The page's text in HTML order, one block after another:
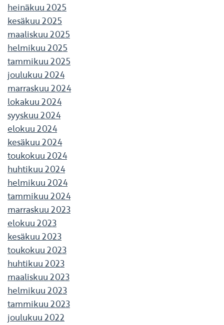
heinäkuu 2025
kesäkuu 2025
maaliskuu 2025
helmikuu 2025
tammikuu 2025
joulukuu 2024
marraskuu 2024
lokakuu 2024
syyskuu 2024
elokuu 2024
kesäkuu 2024
toukokuu 2024
huhtikuu 2024
helmikuu 2024
tammikuu 2024
marraskuu 2023
elokuu 2023
kesäkuu 2023
toukokuu 2023
huhtikuu 2023
maaliskuu 2023
helmikuu 2023
tammikuu 2023
joulukuu 2022